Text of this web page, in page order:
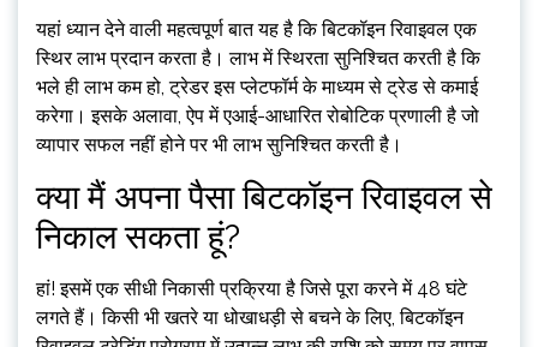
यहां ध्यान देने वाली महत्वपूर्ण बात यह है कि बिटकॉइन रिवाइवल एक
स्थिर लाभ प्रदान करता है। लाभ में स्थिरता सुनिश्चित करती है कि
भले ही लाभ कम हो, ट्रेडर इस प्लेटफॉर्म के माध्यम से ट्रेड से कमाई
करेगा। इसके अलावा, ऐप में एआई-आधारित रोबोटिक प्रणाली है जो
व्यापार सफल नहीं होने पर भी लाभ सुनिश्चित करती है।
क्या मैं अपना पैसा बिटकॉइन रिवाइवल से
निकाल सकता हूं?
हां! इसमें एक सीधी निकासी प्रक्रिया है जिसे पूरा करने में 48 घंटे
लगते हैं। किसी भी खतरे या धोखाधड़ी से बचने के लिए, बिटकॉइन